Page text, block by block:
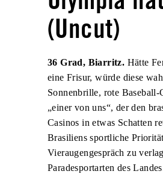
(Uncut)
36 Grad, Biarritz. Hätte
eine Frisur, würde diese
Sonnenbrille, rote Baseball-
„einer von uns“, der den
Casinos in etwas Schatten
Brasiliens sportliche
Vieraugengespräch zu
Paradesportarten des